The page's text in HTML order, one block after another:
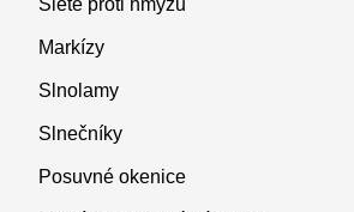
Siete proti hmyzu
Markízy
Slnolamy
Slnečníky
Posuvné okenice